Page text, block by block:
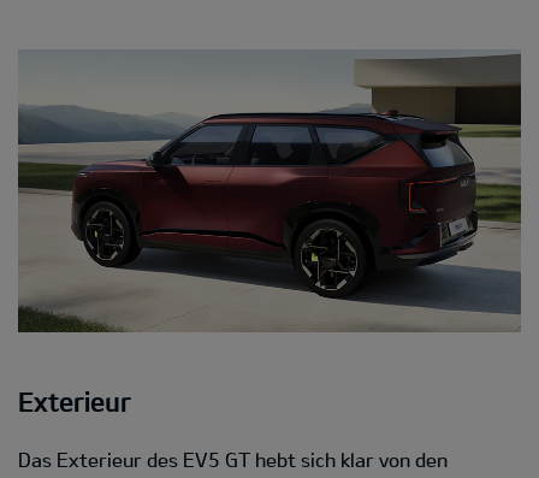
Exterieur
Das Exterieur des EV5 GT hebt sich klar von den